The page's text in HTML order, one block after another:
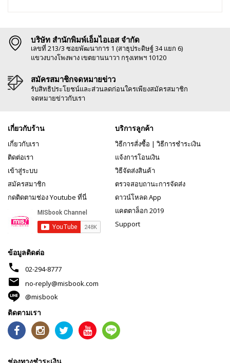
บริษัท สำนักพิมพ์เอ็มไอเอส จำกัด
เลขที่ 213/3 ซอยพัฒนาการ 1 (สาธุประดิษฐ์ 34 แยก 6)
แขวงบางโพงพาง เขตยานนาวา กรุงเทพฯ 10120
สมัครสมาชิกจดหมายข่าว
รับสิทธิประโยชน์และส่วนลดก่อนใครเพียงสมัครสมาชิก
จดหมายข่าวกับเรา
เกี่ยวกับร้าน
เกี่ยวกับเรา
ติดต่อเรา
เข้าสู่ระบบ
สมัครสมาชิก
กดติดตามช่อง Youtube ที่นี่
บริการลูกค้า
วิธีการสั่งซื้อ | วิธีการชำระเงิน
แจ้งการโอนเงิน
วิธีจัดส่งสินค้า
ตรวจสอบถานะการจัดส่ง
ดาวน์โหลด App
แคตตาล็อก 2019
Support
ข้อมูลติดต่อ
phone 02-294-8777
mail
no-reply@misbook.com
@misbook
ติดตามเรา